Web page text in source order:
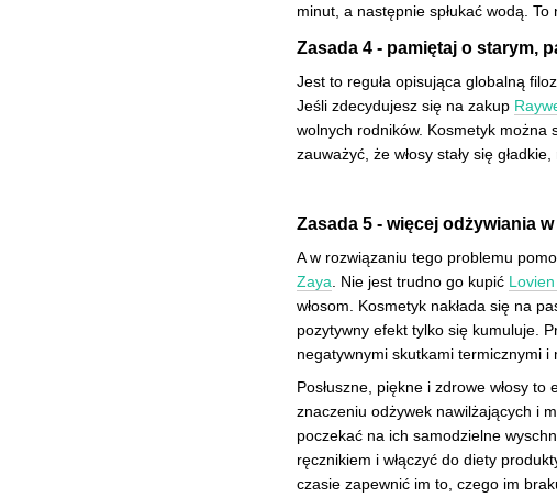
minut, a następnie spłukać wodą. To
Zasada 4 - pamiętaj o starym,
Jest to reguła opisująca globalną
Jeśli zdecydujesz się na zakup
wolnych rodników. Kosmetyk można
zauważyć, że włosy stały się
Zasada 5 - więcej odżywiania
A w rozwiązaniu tego problemu
Zaya . Nie jest trudno go kupić
włosom. Kosmetyk nakłada się na
pozytywny efekt tylko się kumuluje.
negatywnymi skutkami termicznymi i
Posłuszne, piękne i zdrowe włosy
znaczeniu odżywek nawilżających i
poczekać na ich samodzielne
ręcznikiem i włączyć do diety
czasie zapewnić im to, czego im